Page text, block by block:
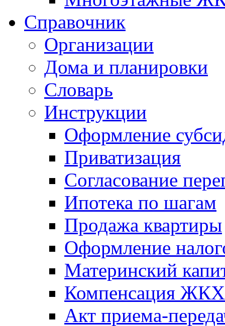
Справочник
Организации
Дома и планировки
Словарь
Инструкции
Оформление
Приватизация
Согласование
Ипотека по шагам
Продажа квартиры
Оформление
Материнский
Компенсация ЖКХ
Акт приема-